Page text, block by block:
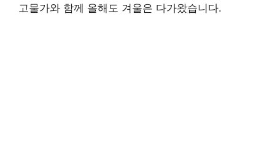
고물가와 함께 올해도 겨울은 다가왔습니다.